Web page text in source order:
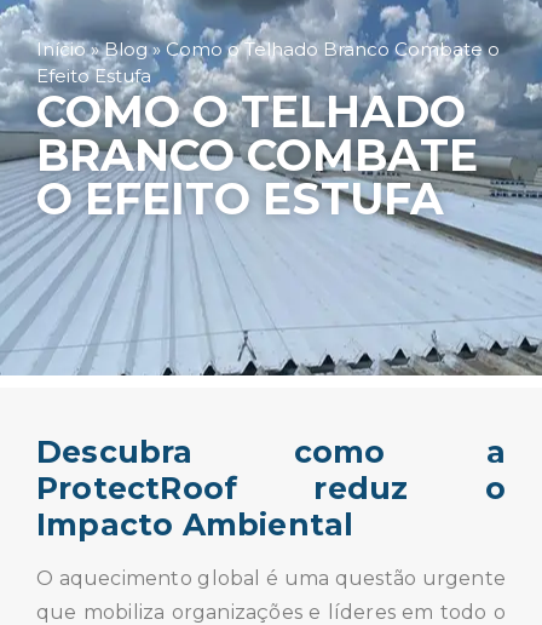
Início»Blog»Como o Telhado Branco Combate o
Efeito Estufa
COMO O TELHADO
BRANCO COMBATE
O EFEITO ESTUFA
Descubra como a
ProtectRoof reduz o
Impacto Ambiental
O aquecimento global é uma questão urgente
que mobiliza organizações e líderes em todo o